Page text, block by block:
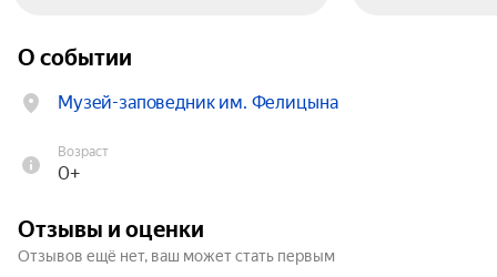
О событии
Музей-заповедник им. Фелицына
Возраст
0+
Отзывы и оценки
Отзывов ещё нет, ваш может стать первым